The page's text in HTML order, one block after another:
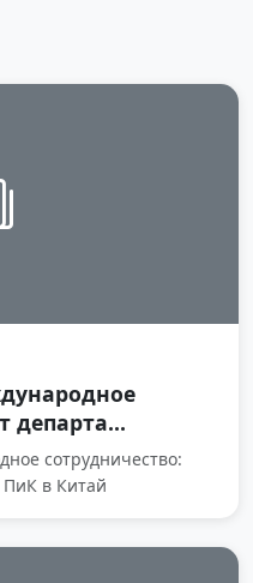
департа...
сотрудничество:
в Китай